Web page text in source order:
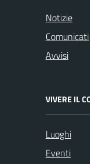
Notizie
Comunicati
Avvisi
VIVERE IL
Luoghi
Eventi